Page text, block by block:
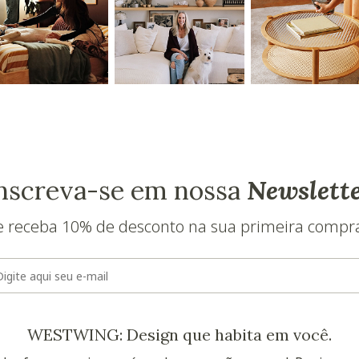
se em nossa
receba 10% de desconto na sua primeira
WESTWING: Design que habita em você.